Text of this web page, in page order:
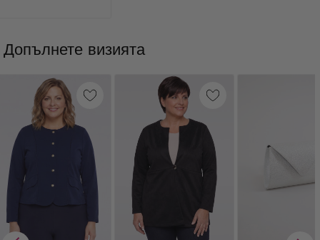
Допълнете визията